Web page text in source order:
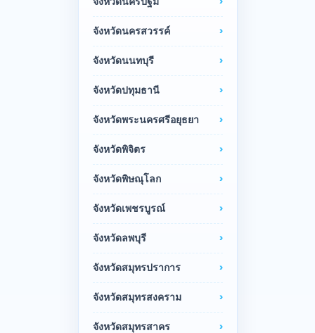
จังหวัดนครสวรรค์
จังหวัดนนทบุรี
จังหวัดปทุมธานี
จังหวัดพระนครศรีอยุธยา
จังหวัดพิจิตร
จังหวัดพิษณุโลก
จังหวัดเพชรบูรณ์
จังหวัดลพบุรี
จังหวัดสมุทรปราการ
จังหวัดสมุทรสงคราม
จังหวัดสมุทรสาคร